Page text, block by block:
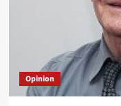
Opinion